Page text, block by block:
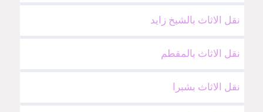
نقل الاثاث بالشيخ زايد
نقل الاثاث بالمقطم
نقل الاثاث بشبرا